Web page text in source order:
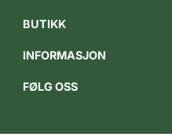
Tlf. 620 00 849
Man-fre 09.00 - 17.00
Bedriftskontorer:
BUTIKK
INFORMASJON
FØLG OSS